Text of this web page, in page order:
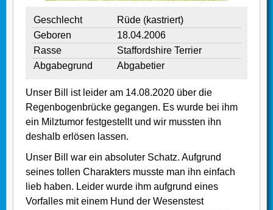
Geschlecht
Rüde (kastriert)
Geboren
18.04.2006
Rasse
Staffordshire Terrier
Abgabegrund
Abgabetier
Unser Bill ist leider am 14.08.2020 über die
Regenbogenbrücke gegangen. Es wurde bei ihm
ein Milztumor festgestellt und wir mussten ihn
deshalb erlösen lassen.
Unser Bill war ein absoluter Schatz. Aufgrund
seines tollen Charakters musste man ihn einfach
lieb haben. Leider wurde ihm aufgrund eines
Vorfalles mit einem Hund der Wesenstest